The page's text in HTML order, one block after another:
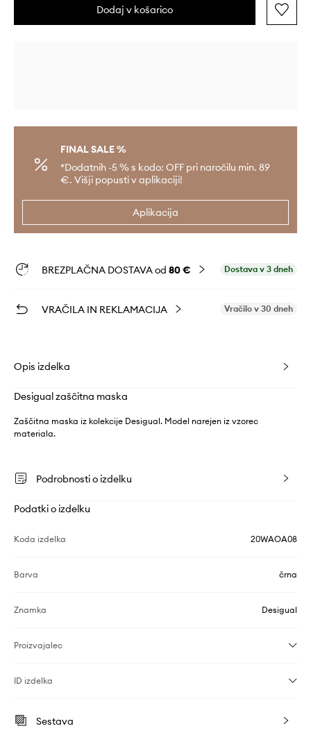
Dodaj v košarico
FINAL SALE %
*Dodatnih -5 % s kodo: OFF pri naročilu min. 89
€. Višji popusti v aplikaciji!
Aplikacija
BREZPLAČNA DOSTAVA od 80 € Dostava v 3 dneh
VRAČILA IN REKLAMACIJA Vračilo v 30 dneh
Opis izdelka
Desigual zaščitna maska
Zaščitna maska iz kolekcije Desigual. Model narejen iz vzorec
materiala.
Podrobnosti o izdelku
Podatki o izdelku
Koda izdelka 20WAOA08
Barva črna
Znamka Desigual
Proizvajalec
ID izdelka
Sestava